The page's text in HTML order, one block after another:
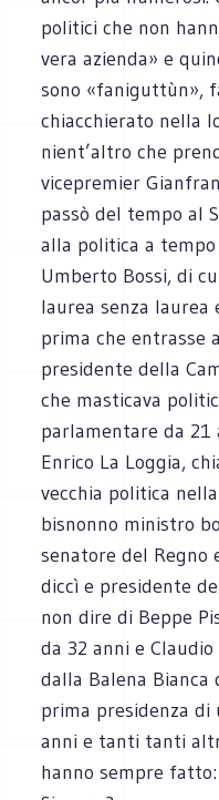
politici che non
vera azienda» e
sono «faniguttùn»,
chiacchierato nella
nient’altro che
vicepremier
passò del tempo al
alla politica a
Umberto Bossi, di
laurea senza laurea
prima che entrasse
presidente della
che masticava
parlamentare da 21
Enrico La Loggia,
vecchia politica
bisnonno ministro
senatore del Regno
diccì e presidente
non dire di Beppe
da 32 anni e
dalla Balena Bianca
prima presidenza di
anni e tanti tanti
hanno sempre